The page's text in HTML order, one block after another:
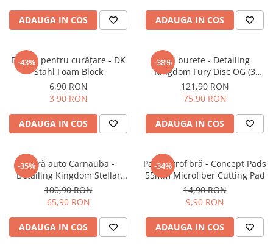
ADAUGA IN COS ADAUGA IN COS
-43%
Burete pentru curățare - DK
Stahl Foam Block
6,90 RON
3,90 RON
ADAUGA IN COS
-38%
Pad burete - Detailing
Kingdom Fury Disc OG (3
pack)
121,90 RON
75,90 RON
ADAUGA IN COS
-35%
Ceară auto Carnauba -
Detailing Kingdom Stellar
Invicto Carnauba (50gr)
100,90 RON
65,90 RON
ADAUGA IN COS
-34%
Pad microfibră - Concept Pads
55mm Microfiber Cutting Pad
14,90 RON
9,90 RON
ADAUGA IN COS